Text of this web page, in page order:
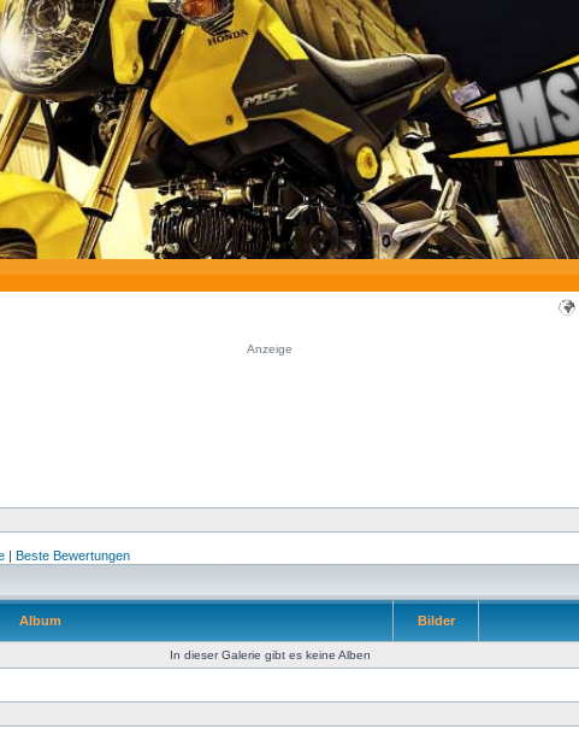
Anzeige
| Beste Bewertungen
Album Bilder
In dieser Galerie gibt es keine Alben